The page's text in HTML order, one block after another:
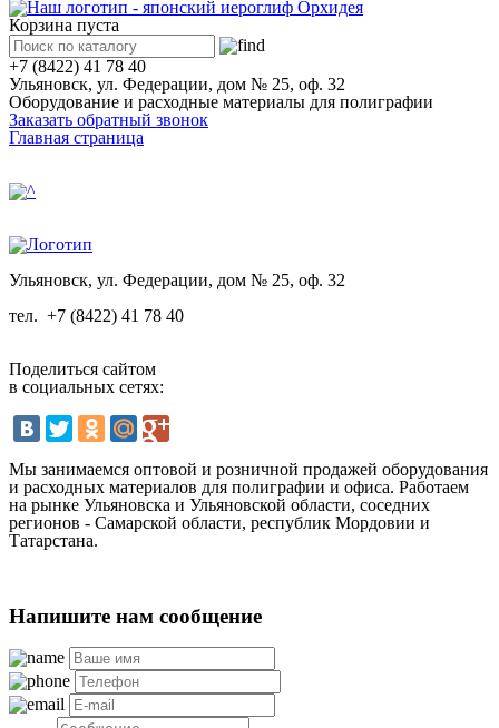
Корзина пуста
+7 (8422) 41 78 40
Ульяновск, ул. Федерации, дом № 25, оф. 32
Оборудование и расходные материалы для полиграфии
Заказать обратный звонок
Главная страница
Ульяновск, ул. Федерации, дом № 25, оф. 32
тел. +7 (8422) 41 78 40
Поделиться сайтом
в социальных сетях:
Мы занимаемся оптовой и розничной продажей оборудования
и расходных материалов для полиграфии и офиса. Работаем
на рынке Ульяновска и Ульяновской области, соседних
регионов - Самарской области, республик Мордовии и
Татарстана.
Напишите нам сообщение